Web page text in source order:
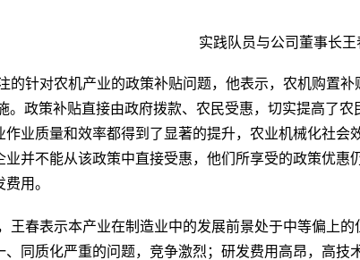
实践队员与公司董事长王
的针对农机产业的政策补贴问题，他表示，农机购置
。政策补贴直接由政府拨款、农民受惠，切实提高了
作业质量和效率都得到了显著的提升，农业机械化社
业并不能从该政策中直接受惠，他们所享受的政策优
用。
王春表示本产业在制造业中的发展前景处于中等偏上
同质化严重的问题，竞争激烈；研发费用高昂，高